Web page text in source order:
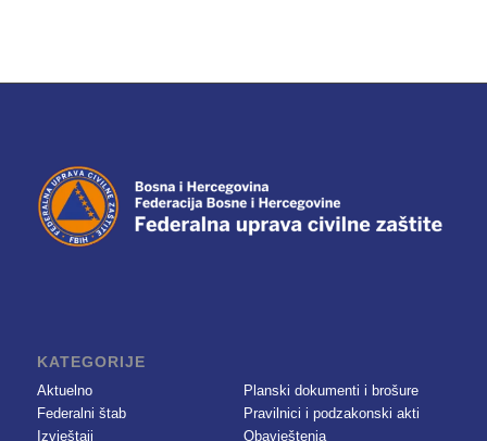
KATEGORIJE
Aktuelno
Federalni štab
Izvještaji
Planski dokumenti i brošure
Pravilnici i podzakonski akti
Obavještenja